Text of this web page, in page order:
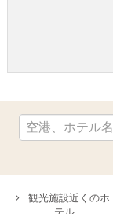
観光施設近くのホ